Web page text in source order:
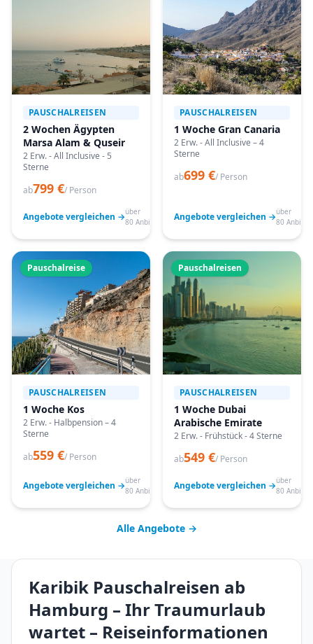
PAUSCHALREISEN
2 Wochen Ägypten
Marsa Alam & Quseir
2 Erw. - All Inclusive - 5
Sterne
ab799 €/ Person
Angebote vergleichen →über
80 Anbieter
PAUSCHALREISEN
1 Woche Gran Canaria
2 Erw. - All Inclusive – 4
Sterne
ab699 €/ Person
Angebote vergleichen →über
80
Pauschalreise
PAUSCHALREISEN
1 Woche Kos
2 Erw. - Halbpension – 4
Sterne
ab559 €/ Person
Angebote vergleichen →über
80 Anbieter
Pauschalreisen
PAUSCHALREISEN
1 Woche Dubai
Arabische Emirate
2 Erw. - Frühstück - 4 Sterne
ab549 €/ Person
Angebote vergleichen →über
80
Alle Angebote →
Karibik Pauschalreisen ab
Hamburg – Ihr Traumurlaub
wartet – Reiseinformationen